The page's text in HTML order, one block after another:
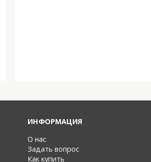
ИНФОРМАЦИЯ
О нас
Задать вопрос
Как купить